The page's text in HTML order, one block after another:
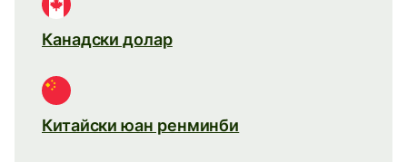
Канадски долар
Китайски юан ренминби